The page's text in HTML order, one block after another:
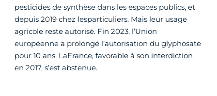
pesticides de synthèse dans les espaces publics, et
depuis 2019 chez lesparticuliers. Mais leur usage
agricole reste autorisé. Fin 2023, l’Union
européenne a prolongé l’autorisation du glyphosate
pour 10 ans. LaFrance, favorable à son interdiction
en 2017, s’est abstenue.